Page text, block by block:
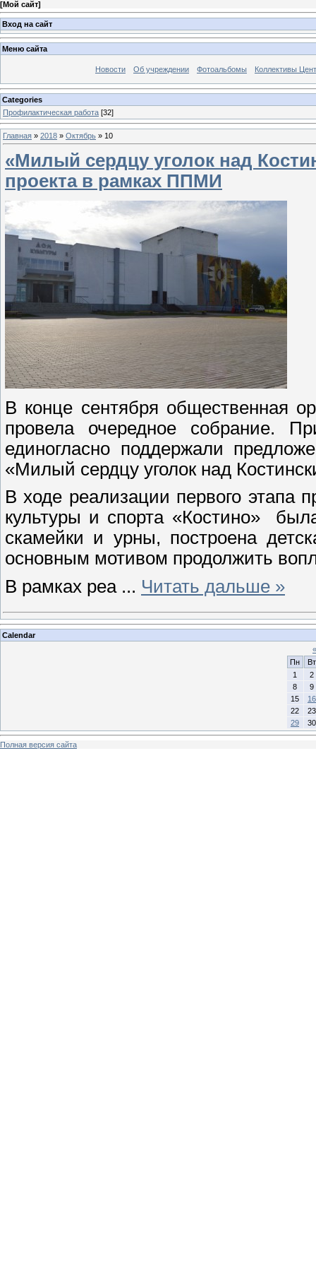
[Мой сайт]
Вход на сайт
Меню сайта
Новости Об учреждении Фотоальбомы Коллективы
Categories
Профилактическая работа [32]
Главная » 2018 » Октябрь » 10
«Милый сердцу уголок над
проекта в рамках ППМИ
В конце сентября общественная
провела очередное собрание.
единогласно поддержали
«Милый сердцу уголок над
В ходе реализации первого этапа
культуры и спорта «Костино»
скамейки и урны, построена
основным мотивом продолжить
В рамках реа ... Читать дальше »
Calendar
«
Пн
Вт
1
2
8
9
15
16
22
23
29
30
Полная версия сайта